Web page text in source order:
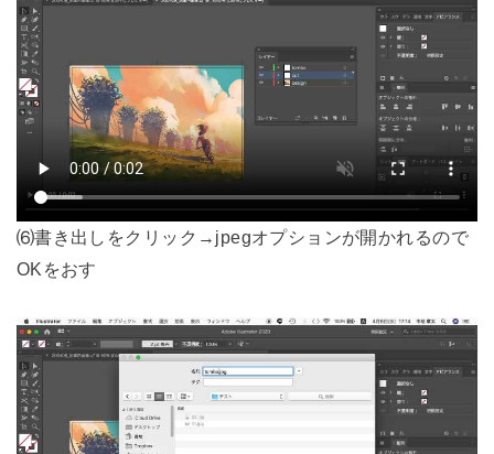
⑹書き出しをクリック→jpegオプションが開かれるので
OKをおす